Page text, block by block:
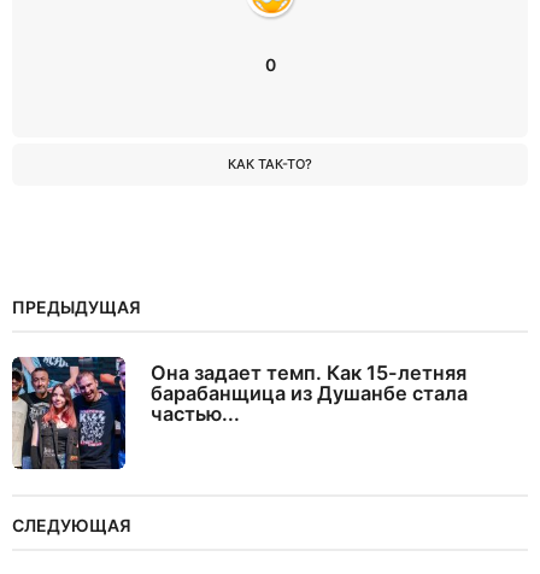
0
КАК ТАК-ТО?
ПРЕДЫДУЩАЯ
Она задает темп. Как 15-летняя
барабанщица из Душанбе стала
частью...
СЛЕДУЮЩАЯ